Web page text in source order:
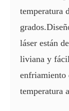
temperatura
láser están
liviana y
enfriamiento
temperatura